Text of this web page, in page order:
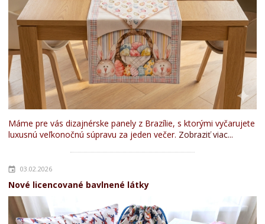
Máme pre vás dizajnérske panely z Brazílie, s ktorými vyčarujete
luxusnú veľkonočnú súpravu za jeden večer. Zobraziť viac...
03.02.2026
Nové licencované bavlnené látky